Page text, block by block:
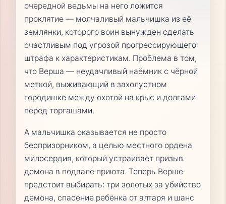
очередной ведьмы на него ложится
проклятие — молчаливый мальчишка из её
землянки, которого воин вынужден сделать
счастливым под угрозой прогрессирующего
штрафа к характеристикам. Проблема в том,
что Верша — неудачливый наёмник с чёрной
меткой, выживающий в захолустном
городишке между охотой на крыс и долгами
перед торгашами.
А мальчишка оказывается не просто
беспризорником, а целью местного ордена
милосердия, который устраивает призыв
демона в подвале приюта. Теперь Верше
предстоит выбирать: три золотых за убийство
демона, спасение ребёнка от алтаря и шанс